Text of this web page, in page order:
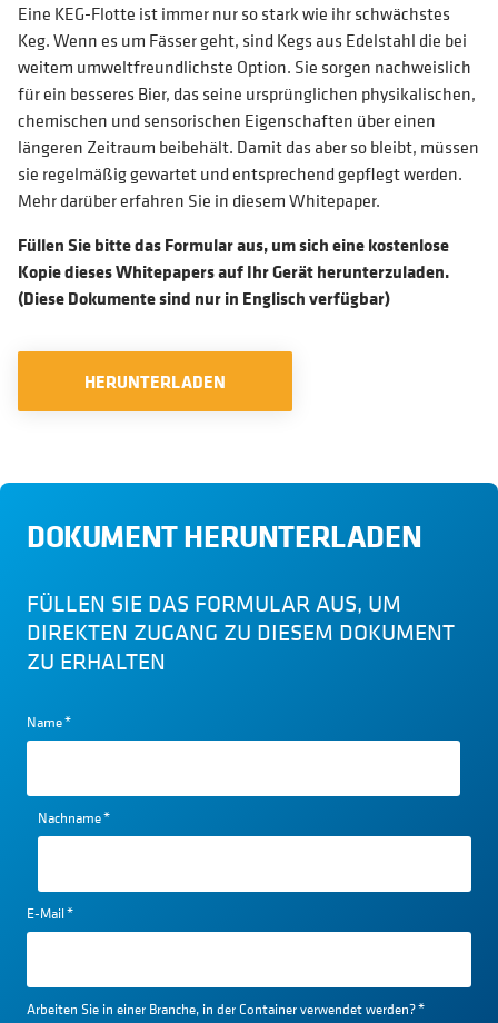
Eine KEG-Flotte ist immer nur so stark wie ihr schwächstes
Keg. Wenn es um Fässer geht, sind Kegs aus Edelstahl die bei
weitem umweltfreundlichste Option. Sie sorgen nachweislich
für ein besseres Bier, das seine ursprünglichen physikalischen,
chemischen und sensorischen Eigenschaften über einen
längeren Zeitraum beibehält. Damit das aber so bleibt, müssen
sie regelmäßig gewartet und entsprechend gepflegt werden.
Mehr darüber erfahren Sie in diesem Whitepaper.
Füllen Sie bitte das Formular aus, um sich eine kostenlose
Kopie dieses Whitepapers auf Ihr Gerät herunterzuladen.
(Diese Dokumente sind nur in Englisch verfügbar)
HERUNTERLADEN
DOKUMENT HERUNTERLADEN
FÜLLEN SIE DAS FORMULAR AUS, UM
DIREKTEN ZUGANG ZU DIESEM DOKUMENT
ZU ERHALTEN
Name*
Nachname*
E-Mail*
Arbeiten Sie in einer Branche, in der Container verwendet werden?*